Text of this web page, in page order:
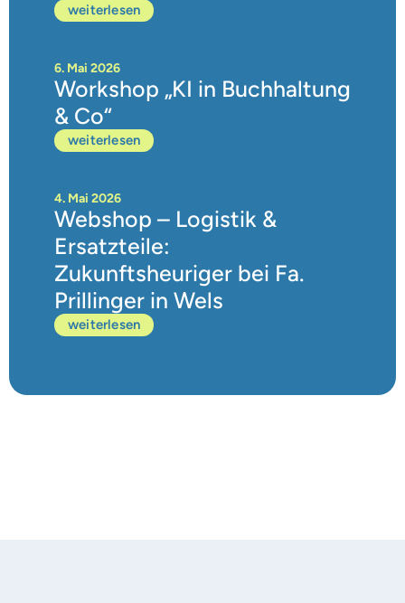
weiterlesen
6. Mai 2026
Workshop „KI in Buchhaltung
& Co“
weiterlesen
4. Mai 2026
Webshop – Logistik &
Ersatzteile:
Zukunftsheuriger bei Fa.
Prillinger in Wels
weiterlesen